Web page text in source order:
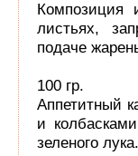
Композиция
листьях,
подаче
100 гр.
Аппетитный
и
зеленого лука.